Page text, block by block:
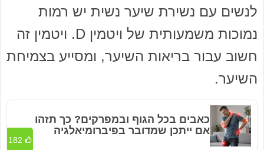
לנשים עם נשירת שיער נשית יש רמות
נמוכות משמעותית של ויטמין D. ויטמין זה
חשוב עבור בריאות השיער, ומסייע בצמיחת
השיער.
כאבים בכל הגוף ובמפרקים? כך תזהו
אם ייתכן שמדובר בפיברומיאלגיה
182